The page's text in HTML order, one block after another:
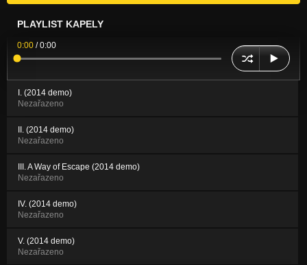
PLAYLIST KAPELY
0:00 /0:00
I. (2014 demo)
Nezařazeno
II. (2014 demo)
Nezařazeno
III. A Way of Escape (2014 demo)
Nezařazeno
IV. (2014 demo)
Nezařazeno
V. (2014 demo)
Nezařazeno